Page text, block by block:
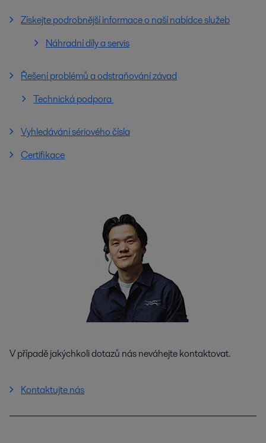
Získejte podrobnější informace o naší nabídce služeb
Náhradní díly a servis
Řešení problémů a odstraňování závad
Technická podpora
Vyhledávání sériového čísla
Certifikace
V případě jakýchkoli dotazů nás neváhejte kontaktovat.
Kontaktujte nás